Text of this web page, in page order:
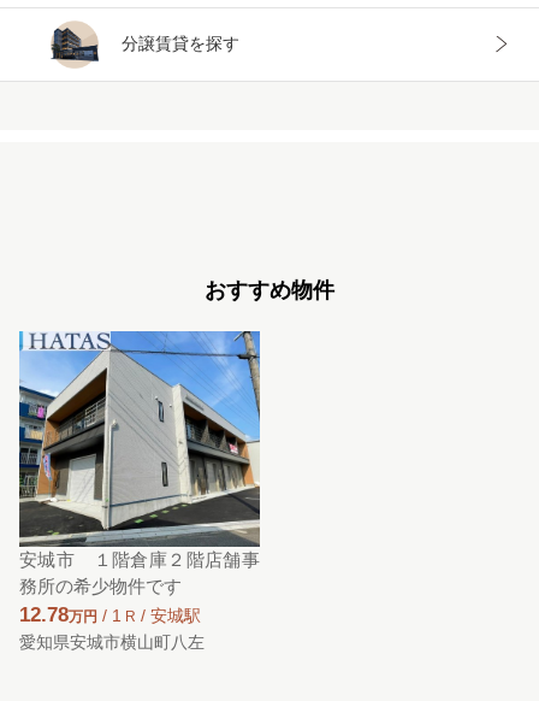
分譲賃貸を探す
おすすめ物件
安城市 １階倉庫２階店舗事
務所の希少物件です
12.78万円 / 1 R / 安城駅
愛知県安城市横山町八左